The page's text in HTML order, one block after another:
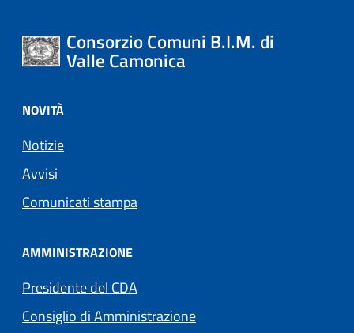
Consorzio Comuni B.I.M. di
Valle Camonica
NOVITÀ
Notizie
Avvisi
Comunicati stampa
AMMINISTRAZIONE
Presidente del CDA
Consiglio di Amministrazione